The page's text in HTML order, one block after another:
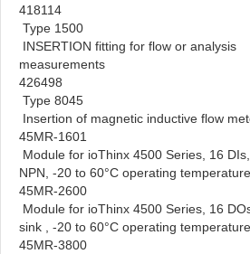
418114
Type 1500
INSERTION fitting for flow or analysis
measurements
426498
Type 8045
Insertion of magnetic inductive flow
45MR-1601
Module for ioThinx 4500 Series, 16 DIs,
NPN, -20 to 60°C operating temperature
45MR-2600
Module for ioThinx 4500 Series, 16
sink , -20 to 60°C operating temperature
45MR-3800